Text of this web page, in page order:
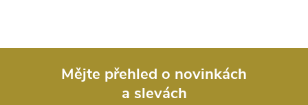
Mějte přehled o novinkách
a slevách